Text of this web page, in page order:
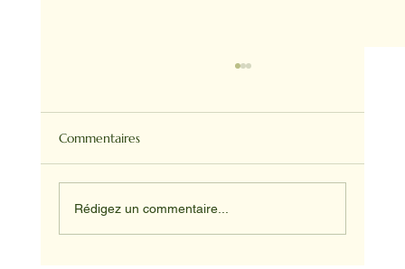
Commentaires
Rédigez un commentaire...